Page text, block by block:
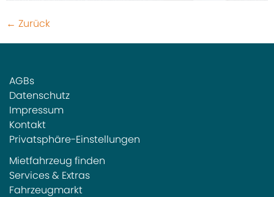
← Zurück
Mietfahrzeug finden
Services & Extras
Fahrzeugmarkt
AGBs
Datenschutz
Impressum
Kontakt
Privatsphäre-Einstellungen